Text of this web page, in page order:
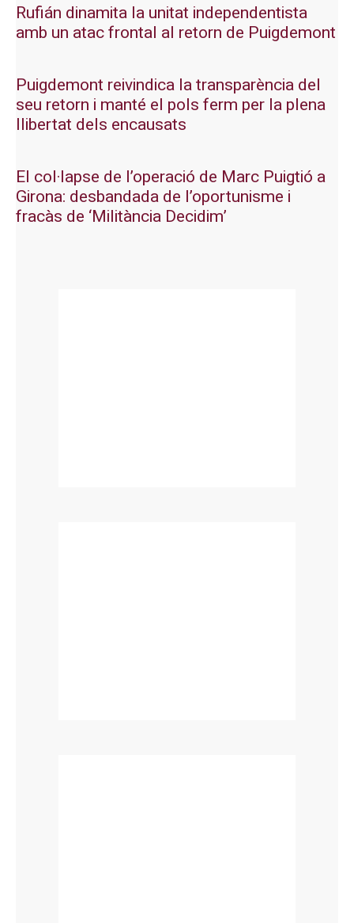
Rufián dinamita la unitat independentista
amb un atac frontal al retorn de Puigdemont
Puigdemont reivindica la transparència del
seu retorn i manté el pols ferm per la plena
llibertat dels encausats
El col·lapse de l’operació de Marc Puigtió a
Girona: desbandada de l’oportunisme i
fracàs de ‘Militància Decidim’